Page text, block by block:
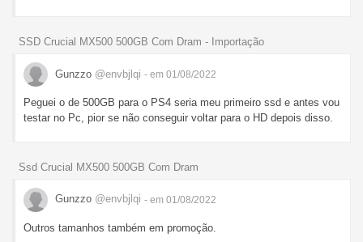
SSD Crucial MX500 500GB Com Dram - Importação
Gunzzo @envbjlqi - em 01/08/2022
Peguei o de 500GB para o PS4 seria meu primeiro ssd e antes vou
testar no Pc, pior se não conseguir voltar para o HD depois disso.
Ssd Crucial MX500 500GB Com Dram
Gunzzo @envbjlqi - em 01/08/2022
Outros tamanhos também em promoção.